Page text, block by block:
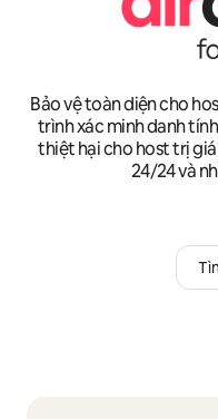
Bảo vệ toàn diện cho
trình xác minh danh
thiệt hại cho host trị
24/24 và